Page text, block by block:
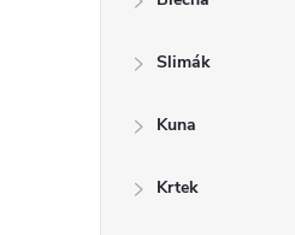
Slimák
Kuna
Krtek